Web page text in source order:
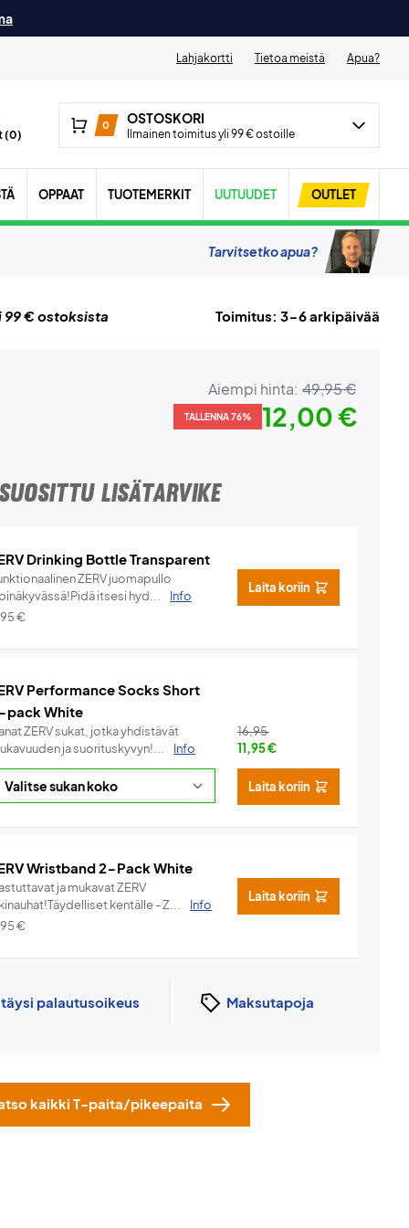
Lahjakortti Tietoa meistä Apua?
(0)
0 OSTOSKORI
Ilmainen toimitus yli 99 € ostoille
OPPAAT TUOTEMERKIT UUTUUDET OUTLET
Tarvitsetko apua?
99 € ostoksista Toimitus: 3-6 arkipäivää
Aiempi hinta: 49,95 €
TALLENNA 76% 12,00 €
SUOSITTU LISÄTARVIKE
Drinking Bottle Transparent
ZERV juomapullo
itsesi hyd...
Info
€
Laita koriin
Performance Socks Short
pack White
ZERV sukat, jotka yhdistävät
ja suorituskyvyn!...
Info
16,95
11,95€
Laita koriin
Wristband 2-Pack White
ja mukavat ZERV
kentälle - Z...
Info
€
Laita koriin
täysi palautusoikeus Maksutapoja
kaikki T-paita/pikeepaita